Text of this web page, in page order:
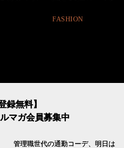
録無料】
マガ会員募集中
管理職世代の通勤コーデ、明日は